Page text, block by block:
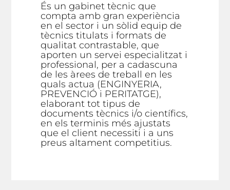
És un gabinet tècnic que
compta amb gran experiència
en el sector i un sòlid equip de
tècnics titulats i formats de
qualitat contrastable, que
aporten un servei especialitzat i
professional, per a cadascuna
de les àrees de treball en les
quals actua (ENGINYERIA,
PREVENCIÓ i PERITATGE),
elaborant tot tipus de
documents tècnics i/o científics,
en els terminis més ajustats
que el client necessiti i a uns
preus altament competitius.